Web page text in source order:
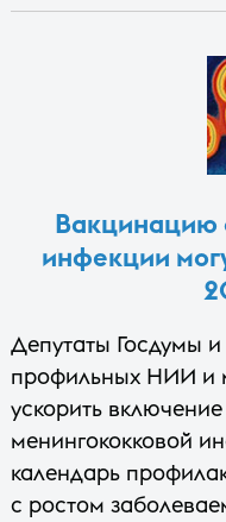
Вакцинацию
инфекции
Депутаты Госдумы
профильных НИИ и
ускорить
менингококковой
календарь
с ростом